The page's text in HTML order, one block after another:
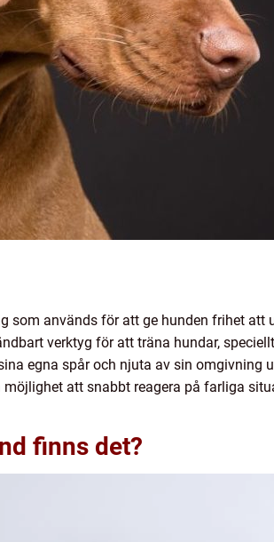
som används för att ge hunden frihet
verktyg för att träna hundar,
egna spår och njuta av sin omgivning
att snabbt reagera på farliga
finns det?